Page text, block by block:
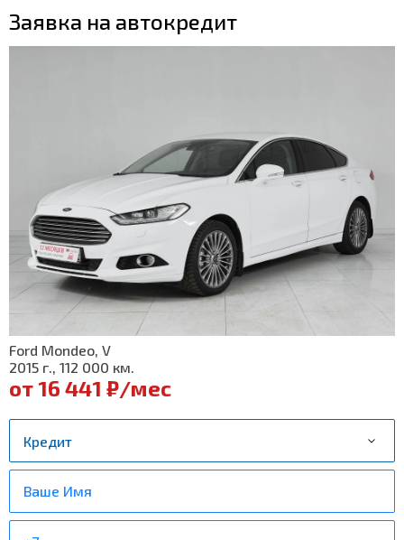
Заявка на автокредит
Ford Mondeo, V
2015 г., 112 000 км.
от 16 441 ₽/мес